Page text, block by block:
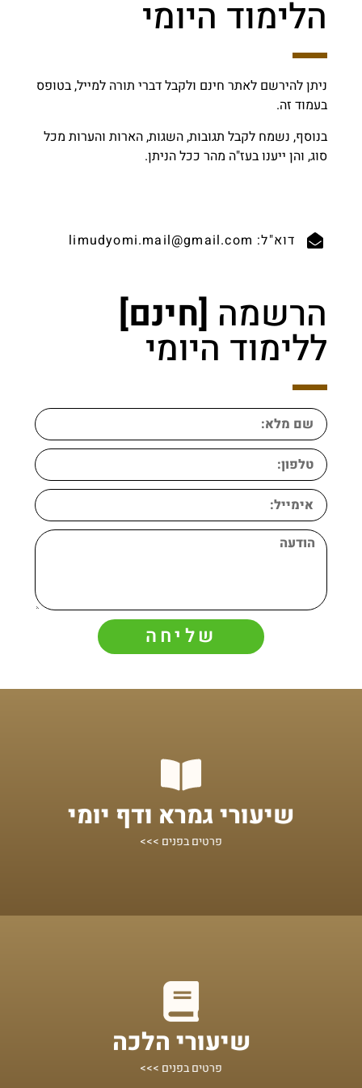
הלימוד היומי
ניתן להירשם לאתר חינם ולקבל דברי תורה למייל, בטופס
בעמוד זה.
בנוסף, נשמח לקבל תגובות, השגות, הארות והערות מכל
סוג, והן ייענו בעז"ה מהר ככל הניתן.
דוא"ל: limudyomi.mail@gmail.com
הרשמה [חינם]
ללימוד היומי
שליחה
שיעורי גמרא ודף יומי
פרטים בפנים >>>
שיעורים על הדף היומי ומסכתות נוספות
מתחילים מכאן!
שיעורי הלכה
פרטים בפנים >>>
הלכות אקטואליות לפי נושאים, מוגשות בצורה בהירה ותמציתית
מתחילים מכאן!